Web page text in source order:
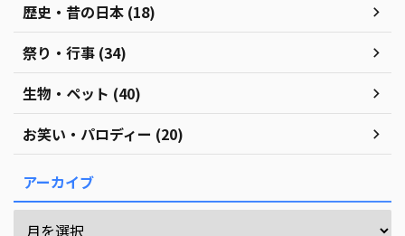
歴史・昔の日本 (18)
祭り・行事 (34)
生物・ペット (40)
お笑い・パロディー (20)
アーカイブ